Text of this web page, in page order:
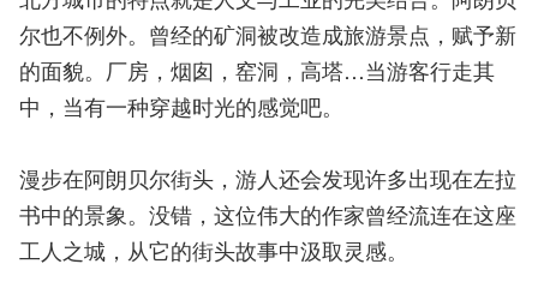
尔也不例外。曾经的矿洞被改造成旅游景点，赋予新
的面貌。厂房，烟囱，窑洞，高塔…当游客行走其
中，当有一种穿越时光的感觉吧。
漫步在阿朗贝尔街头，游人还会发现许多出现在左拉
书中的景象。没错，这位伟大的作家曾经流连在这座
工人之城，从它的街头故事中汲取灵感。